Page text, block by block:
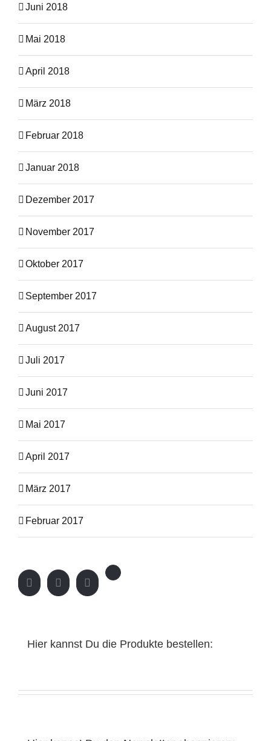
Juni 2018
Mai 2018
April 2018
März 2018
Februar 2018
Januar 2018
Dezember 2017
November 2017
Oktober 2017
September 2017
August 2017
Juli 2017
Juni 2017
Mai 2017
April 2017
März 2017
Februar 2017
Hier kannst Du die Produkte bestellen: